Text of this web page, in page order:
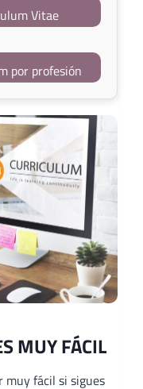
Vitae
por profesión
MUY FÁCIL
muy fácil si sigues